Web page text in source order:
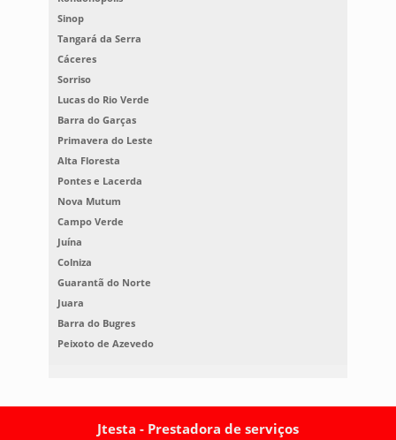
Sinop
Tangará da Serra
Cáceres
Sorriso
Lucas do Rio Verde
Barra do Garças
Primavera do Leste
Alta Floresta
Pontes e Lacerda
Nova Mutum
Campo Verde
Juína
Colniza
Guarantã do Norte
Juara
Barra do Bugres
Peixoto de Azevedo
Jtesta - Prestadora de serviços